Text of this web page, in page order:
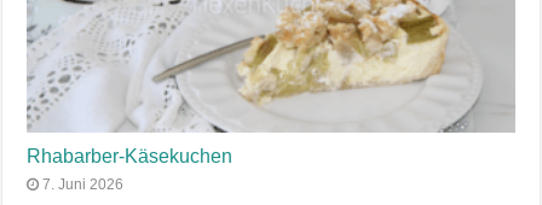
Rhabarber-Käsekuchen
7. Juni 2026